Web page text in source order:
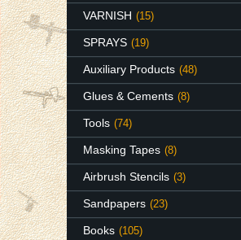
VARNISH (15)
SPRAYS (19)
Auxiliary Products (48)
Glues & Cements (8)
Tools (74)
Masking Tapes (8)
Airbrush Stencils (3)
Sandpapers (23)
Books (105)